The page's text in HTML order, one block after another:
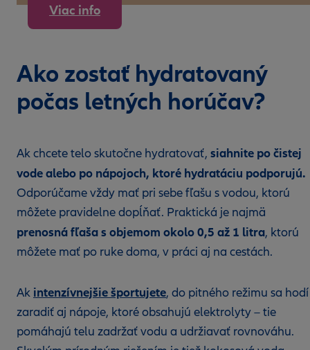
Viac info
Ako zostať hydratovaný
počas letných horúčav?
Ak chcete telo skutočne hydratovať, siahnite po čistej
vode alebo po nápojoch, ktoré hydratáciu podporujú.
Odporúčame vždy mať pri sebe fľašu s vodou, ktorú
môžete pravidelne dopĺňať. Praktická je najmä
prenosná fľaša s objemom okolo 0,5 až 1 litra, ktorú
môžete mať po ruke doma, v práci aj na cestách.
Ak intenzívnejšie športujete, do pitného režimu sa hodí
zaradiť aj nápoje, ktoré obsahujú elektrolyty – tie
pomáhajú telu zadržať vodu a udržiavať rovnováhu.